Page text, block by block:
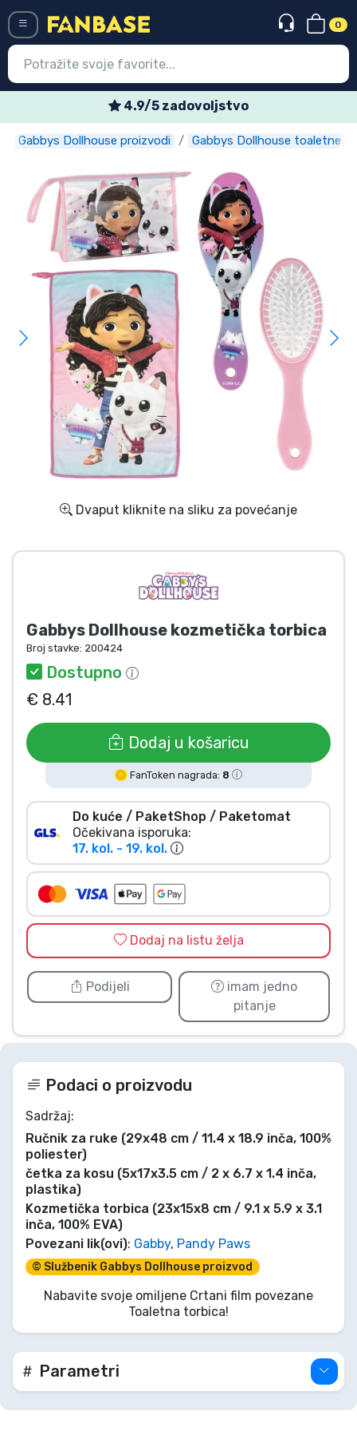
0
5 zadovoljstvo
Gabbys Dollhouse proizvodi Gabbys Dollhouse toaletne
Dvaput kliknite na sliku za povećanje
Gabbys Dollhouse kozmetička torbica
Broj stavke: 200424
Dostupno
€ 8.41
Dodaj u košaricu
FanToken nagrada: 8
Do kuće / PaketShop / Paketomat
Očekivana isporuka:
17. kol. - 19. kol.
Dodaj na listu želja
Podijeli
imam jedno
pitanje
Podaci o proizvodu
Sadržaj:
Ručnik za ruke (29x48 cm / 11.4 x 18.9 inča, 100%
poliester)
četka za kosu (5x17x3.5 cm / 2 x 6.7 x 1.4 inča,
plastika)
Kozmetička torbica (23x15x8 cm / 9.1 x 5.9 x 3.1
inča, 100% EVA)
Povezani lik(ovi): Gabby, Pandy Paws
© Službenik Gabbys Dollhouse proizvod
Nabavite svoje omiljene Crtani film povezane
Toaletna torbica!
Parametri
Ulazak Registracija
Najnovije proizvodi
Akcija
Ekspresna dostava
Prednarudžbe
Outlet proizvodi
Dostava i plaćanje
TV serija proizvodi
Film proizvodi
Crtani proizvodi
Anime proizvodi
Gamer proizvodi
Sportski proizvodi
Glazbeni proizvodi
Vrste proizvoda
Marke